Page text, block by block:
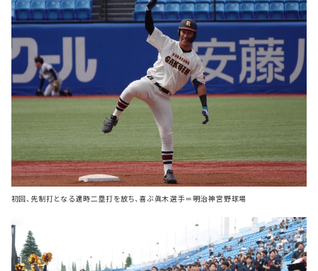
初回、先制打となる適時二塁打を放ち、喜ぶ眞木選手＝明治神宮野球場